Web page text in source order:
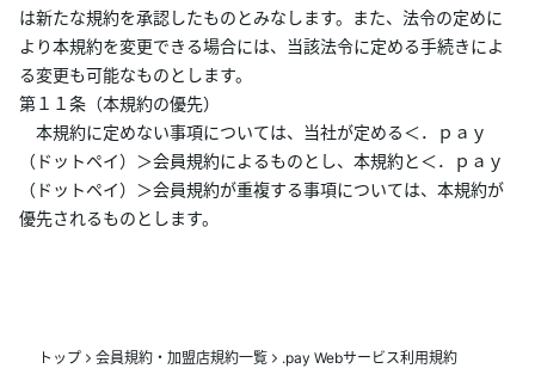
は新たな規約を承認したものとみなします。また、法令の定めに
より本規約を変更できる場合には、当該法令に定める手続きによ
る変更も可能なものとします。
第１１条（本規約の優先）
本規約に定めない事項については、当社が定める＜．ｐａｙ
（ドットペイ）＞会員規約によるものとし、本規約と＜．ｐａｙ
（ドットペイ）＞会員規約が重複する事項については、本規約が
優先されるものとします。
トップ 会員規約・加盟店規約一覧 .pay Webサービス利用規約